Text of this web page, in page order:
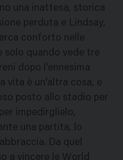
una inattesa, storica
perduta e Lindsay,
conforto nelle
solo quando vede tre
dopo l'ennesima
vita è un'altra cosa, e
posto allo stadio per
impedirglielo,
una partita, lo
Da quel